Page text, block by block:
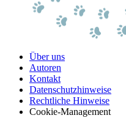
Über uns
Autoren
Kontakt
Datenschutzhinweise
Rechtliche Hinweise
Cookie-Management